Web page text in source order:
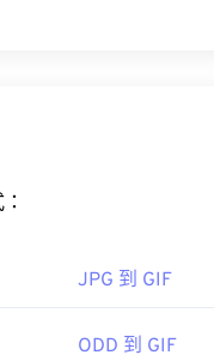
的情緒回覆和表情符
（例如 PNG）更具優勢
格式：
JPG 到 GIF
ODD 到 GIF